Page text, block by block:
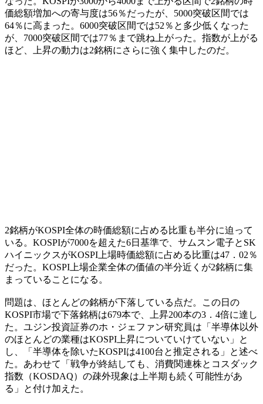
価総額増加への寄与度は56％だったが、5000突破区間では
64％に高まった。6000突破区間では52％と多少低くなった
が、7000突破区間では77％まで跳ね上がった。指数が上がる
ほど、上昇の動力は2銘柄にさらに強く集中したのだ。
2銘柄がKOSPI全体の時価総額に占める比重も半分に迫って
いる。KOSPIが7000を超えた6日基準で、サムスン電子とSK
ハイニックスがKOSPI上場時価総額に占める比重は47．02％
だった。KOSPI上場企業全体の価値の半分近くが2銘柄に集
まっていることになる。
問題は、ほとんどの銘柄が下落している点だ。この日の
KOSPI市場で下落銘柄は679本で、上昇200本の3．4倍に達し
た。ユジン投資証券のホ・ジェファン研究員は「半導体以外
のほとんどの業種はKOSPI上昇についていけていない」と
し、「半導体を除いたKOSPIは4100台と推定される」と述べ
た。あわせて「戦争が終結しても、消費関連株とコスダック
指数（KOSDAQ）の疎外現象は上半期も続く可能性があ
る」と付け加えた。